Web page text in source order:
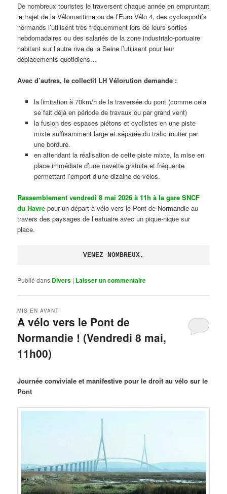
De nombreux touristes le traversent chaque année en empruntant
le trajet de la Vélomaritime ou de l’Euro Vélo 4, des cyclosportifs
normands l’utilisent très fréquemment lors de leurs sorties
hebdomadaires ou des salariés de la zone industrialo-portuaire
habitant sur l’autre rive de la Seine l’utilisent pour leur
déplacements quotidiens…
Avec d’autres, le collectif LH Vélorution demande :
la limitation à 70km/h de la traversée du pont (comme cela
se fait déjà en période de travaux ou par grand vent)
la fusion des espaces piétons et cyclistes en une piste
mixte suffisamment large et séparée du trafic routier par
une bordure.
en attendant la réalisation de cette piste mixte, la mise en
place immédiate d’une navette gratuite et fréquente
permettant l’emport d’une dizaine de vélos.
Rassemblement vendredi 8 mai 2026 à 11h à la gare SNCF
du Havre pour un départ à vélo vers le Pont de Normandie au
travers des paysages de l’estuaire avec un pique-nique sur
place.
VENEZ NOMBREUX.
Publié dans Divers | Laisser un commentaire
A vélo vers le Pont de
Normandie ! (Vendredi 8 mai,
11h00)
MIS EN AVANT
Journée conviviale et manifestive pour le droit au vélo sur le
Pont